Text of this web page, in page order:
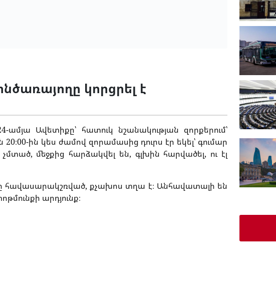
կորցրել է
Ավետիքը՝ հատուկ նշանակության զորքերում՝
ին կես ժամով զորամասից դուրս էր եկել՝ գումար
մեջքից հարձակվել են, գլխին հարվածել, ու էլ
հավասարակշռված, քչախոս տղա է։ Անհավատալի են
արդյունք։